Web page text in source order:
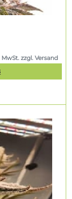
MwSt. zzgl. Versand